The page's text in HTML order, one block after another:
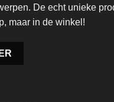
De echt unieke
maar in de winkel!